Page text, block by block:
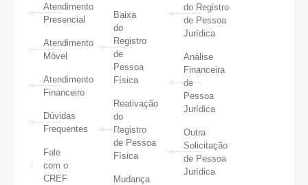
Atendimento
Presencial
Atendimento
Móvel
Atendimento
Financeiro
Dúvidas
Frequentes
Fale
com o
CREF
Baixa
do
Registro
de
Pessoa
Física
Reativação
do
Registro
de Pessoa
Física
Mudança
do Registro
de Pessoa
Jurídica
Análise
Financeira
de
Pessoa
Jurídica
Outra
Solicitação
de Pessoa
Jurídica